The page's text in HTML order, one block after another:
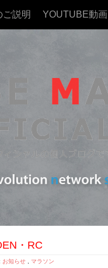
ご説明 YOUTUBE動画
・RC
お知らせ マラソン